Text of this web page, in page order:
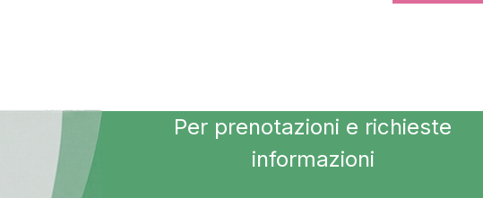
Per prenotazioni e richieste
informazioni